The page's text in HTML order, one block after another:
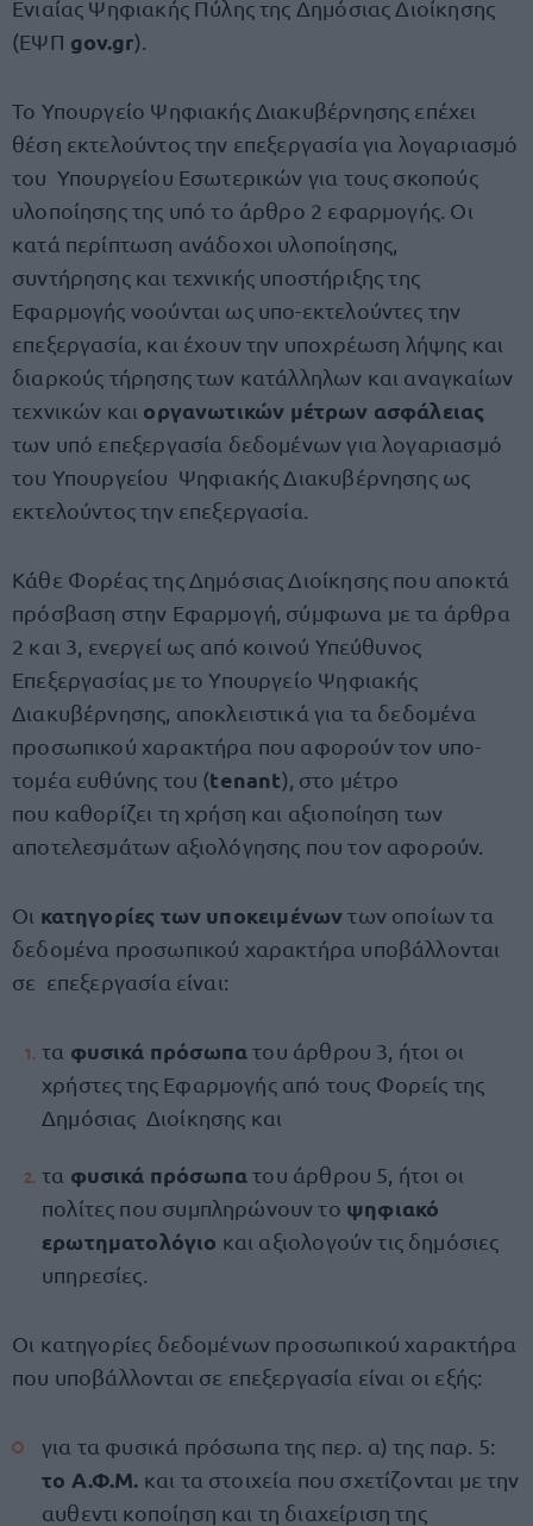
Ενιαίας Ψηφιακής Πύλης της Δημόσιας Διοίκησης
(EΨΠ gov.gr).
Το Υπουργείο Ψηφιακής Διακυβέρνησης επέχει
θέση εκτελούντος την επεξεργασία για λογαριασμό
του Υπουργείου Εσωτερικών για τους σκοπούς
υλοποίησης της υπό το άρθρο 2 εφαρμογής. Οι
κατά περίπτωση ανάδοχοι υλοποίησης,
συντήρησης και τεχνικής υποστήριξης της
Εφαρμογής νοούνται ως υπο-εκτελούντες την
επεξεργασία, και έχουν την υποχρέωση λήψης και
διαρκούς τήρησης των κατάλληλων και αναγκαίων
τεχνικών και οργανωτικών μέτρων ασφάλειας
των υπό επεξεργασία δεδομένων για λογαριασμό
του Υπουργείου Ψηφιακής Διακυβέρνησης ως
εκτελούντος την επεξεργασία.
Κάθε Φορέας της Δημόσιας Διοίκησης που αποκτά
πρόσβαση στην Εφαρμογή, σύμφωνα με τα άρθρα
2 και 3, ενεργεί ως από κοινού Υπεύθυνος
Επεξεργασίας με το Υπουργείο Ψηφιακής
Διακυβέρνησης, αποκλειστικά για τα δεδομένα
προσωπικού χαρακτήρα που αφορούν τον υπο-
τομέα ευθύνης του (tenant), στο μέτρο
που καθορίζει τη χρήση και αξιοποίηση των
αποτελεσμάτων αξιολόγησης που τον αφορούν.
Οι κατηγορίες των υποκειμένωντων οποίων τα
δεδομένα προσωπικού χαρακτήρα υποβάλλονται
σε επεξεργασία είναι:
τα φυσικά πρόσωπατου άρθρου 3, ήτοι οι
χρήστες της Εφαρμογής από τους Φορείς της
Δημόσιας Διοίκησης και
τα φυσικά πρόσωπατου άρθρου 5, ήτοι οι
πολίτες που συμπληρώνουν το ψηφιακό
ερωτηματολόγιο και αξιολογούν τις δημόσιες
υπηρεσίες.
Οι κατηγορίες δεδομένων προσωπικού χαρακτήρα
που υποβάλλονται σε επεξεργασία είναι οι εξής:
για τα φυσικά πρόσωπα της περ. α) της παρ. 5:
το Α.Φ.Μ. και τα στοιχεία που σχετίζονται με την
αυθεντι κοποίηση και τη διαχείριση της